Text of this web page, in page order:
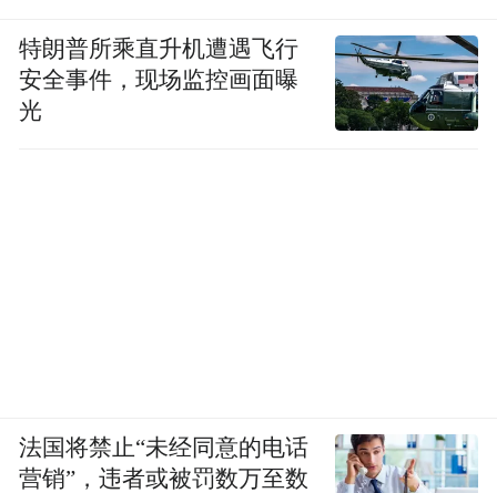
特朗普所乘直升机遭遇飞行
安全事件，现场监控画面曝
光
法国将禁止“未经同意的电话
营销”，违者或被罚数万至数